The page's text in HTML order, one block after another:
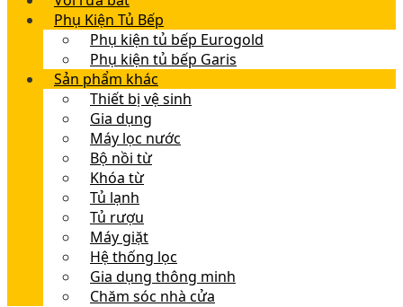
Phụ Kiện Tủ Bếp
Phụ kiện tủ bếp Eurogold
Phụ kiện tủ bếp Garis
Sản phẩm khác
Thiết bị vệ sinh
Gia dụng
Máy lọc nước
Bộ nồi từ
Khóa từ
Tủ lạnh
Tủ rượu
Máy giặt
Hệ thống lọc
Gia dụng thông minh
Chăm sóc nhà cửa